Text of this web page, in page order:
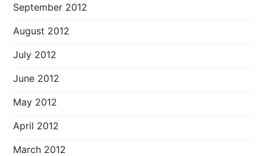
September 2012
August 2012
July 2012
June 2012
May 2012
April 2012
March 2012